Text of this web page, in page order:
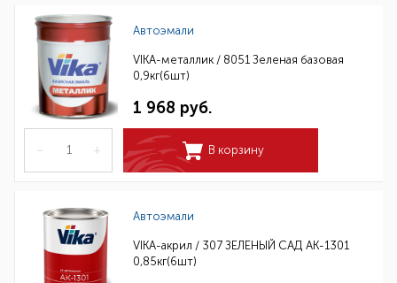
Автоэмали
VIKA-металлик / 8051 Зеленая базовая
0,9кг(6шт)
1 968 руб.
– + В корзину
Автоэмали
VIKA-акрил / 307 ЗЕЛЕНЫЙ САД АК-1301
0,85кг(6шт)